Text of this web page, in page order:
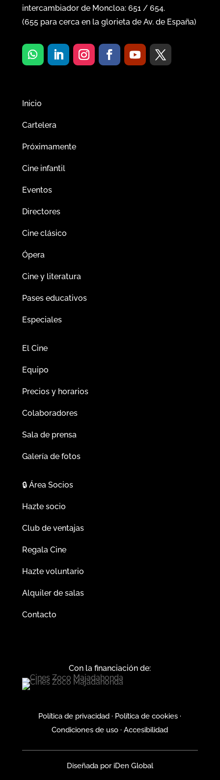
intercambiador de Moncloa: 651/ 654.
(655para cerca en la glorieta de Av. de España)
Inicio
Cartelera
Próximamente
Cine infantil
Eventos
Directores
Cine clásico
Ópera
Cine y literatura
Pases educativos
Especiales
El Cine
Equipo
Precios y horarios
Colaboradores
Sala de prensa
Galería de fotos
🔒Área Socios
Hazte socio
Club de ventajas
Regala Cine
Hazte voluntario
Alquiler de salas
Contacto
Con la financiación de:
Política de privacidad · Política de cookies ·
Condiciones de uso ·Accesibilidad
Diseñada poriDen Global